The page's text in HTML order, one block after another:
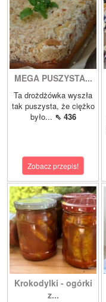
MEGA PUSZYSTA...
Ta drożdżówka wyszła
tak puszysta, że ciężko
było... ⇖ 436
Zobacz przepis!
Krokodylki - ogórki
z...